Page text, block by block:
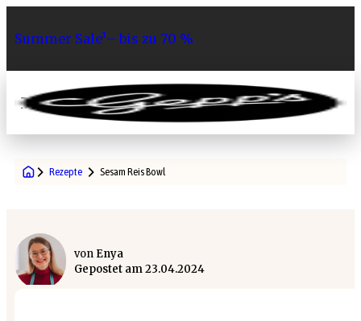
Summer Sale¹– bis zu 70 %
0
Rezepte Sesam Reis Bowl
von Enya
Gepostet am23.04.2024